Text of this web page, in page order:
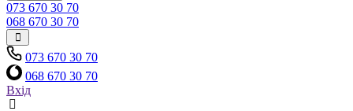
073 670 30 70
068 670 30 70
073 670 30 70
068 670 30 70
Вхід